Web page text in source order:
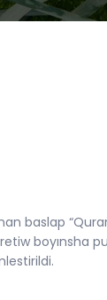
baslap
boyınsha